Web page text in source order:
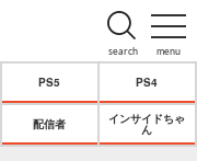
menu
search
PS5 PS4
配信者
インサイドちゃ
ん